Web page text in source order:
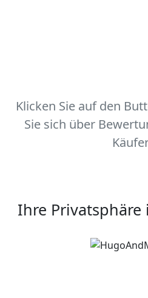
Klicken Sie auf den
Sie sich über
Ihre